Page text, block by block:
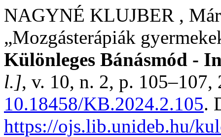
NAGYNÉ KLUJBER ,
„Mozgásterápiák
Különleges Bánásmód -
l.], v. 10, n. 2, p.
10.18458/KB.2024.2.105.
https://ojs.lib.unideb.hu/